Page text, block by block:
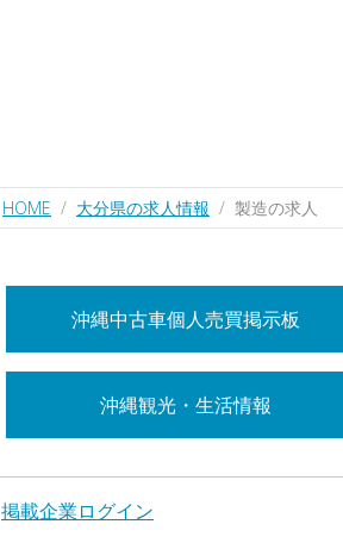
HOME 大分県の求人情報 製造の求人
沖縄中古車個人売買掲示板
沖縄観光・生活情報
掲載企業ログイン